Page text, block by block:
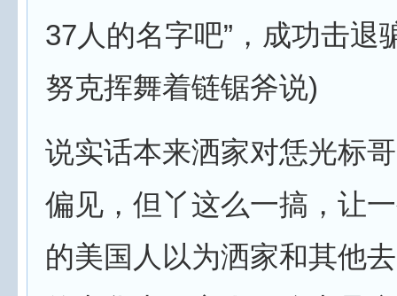
37人的名字吧”，成功击退
努克挥舞着链锯斧说)
说实话本来洒家对恁光标
偏见，但丫这么一搞，让
的美国人以为洒家和其他